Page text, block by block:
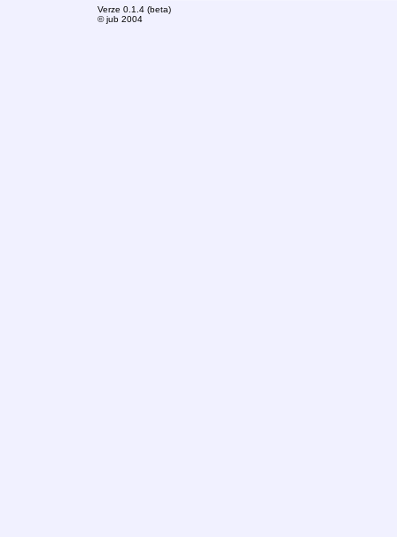
Verze 0.1.4 (beta)
© jub 2004